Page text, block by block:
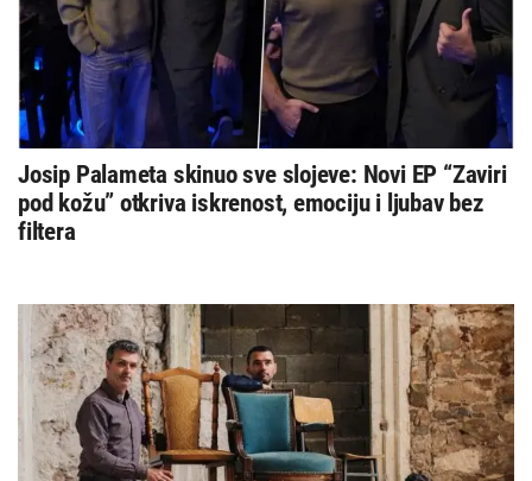
Josip Palameta skinuo sve slojeve: Novi EP “Zaviri
pod kožu” otkriva iskrenost, emociju i ljubav bez
filtera